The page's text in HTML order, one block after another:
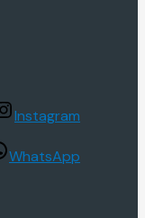
Instagram
WhatsApp